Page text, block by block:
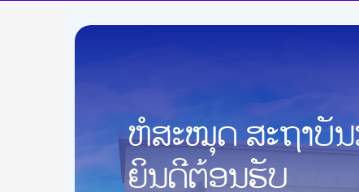
ຫໍສະໝຸດ ສະຖາບັນ
ຍິນດີຕ້ອນຮັບ